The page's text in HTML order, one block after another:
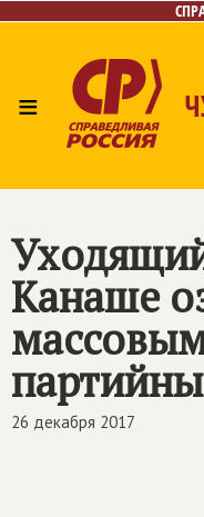
≡
Канаше
26 декабря 2017